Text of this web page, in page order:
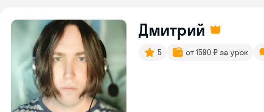
Дмитрий
5 от 1590 ₽ за урок